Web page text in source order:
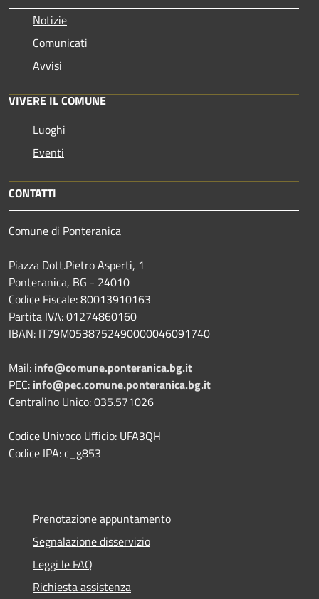
Notizie
Comunicati
Avvisi
VIVERE IL COMUNE
Luoghi
Eventi
CONTATTI
Comune di Ponteranica
Piazza Dott.Pietro Asperti, 1
Ponteranica, BG - 24010
Codice Fiscale: 80013910163
Partita IVA: 01274860160
IBAN: IT79M0538752490000046091740
Mail: info@comune.ponteranica.bg.it
PEC: info@pec.comune.ponteranica.bg.it
Centralino Unico: 035.571026
Codice Univoco Ufficio: UFA3QH
Codice IPA: c_g853
Prenotazione appuntamento
Segnalazione disservizio
Leggi le FAQ
Richiesta assistenza